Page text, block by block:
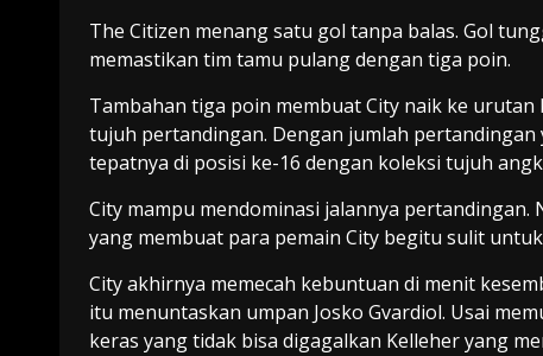
The Citizen menang satu gol tanpa balas. Gol
memastikan tim tamu pulang dengan tiga poin.
Tambahan tiga poin membuat City naik ke
tujuh pertandingan. Dengan jumlah
tepatnya di posisi ke-16 dengan koleksi tujuh
City mampu mendominasi jalannya
yang membuat para pemain City begitu sulit
City akhirnya memecah kebuntuan di menit
itu menuntaskan umpan Josko Gvardiol. Usai
keras yang tidak bisa digagalkan Kelleher yang